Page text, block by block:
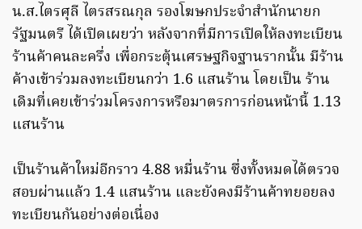
น.ส.ไตรศุลี ไตรสรณกุล รองโฆษกประจำสำนักนายก
รัฐมนตรี ได้เปิดเผยว่า หลังจากที่มีการเปิดให้ลงทะเบียน
ร้านค้าคนละครึ่ง เพื่อกระตุ้นเศรษฐกิจฐานรากนั้น มีร้าน
ค้างเข้าร่วมลงทะเบียนกว่า 1.6 แสนร้าน โดยเป็น ร้าน
เดิมที่เคยเข้าร่วมโครงการหรือมาตรการก่อนหน้านี้ 1.13
แสนร้าน
เป็นร้านค้าใหม่อีกราว 4.88 หมื่นร้าน ซึ่งทั้งหมดได้ตรวจ
สอบผ่านแล้ว 1.4 แสนร้าน และยังคงมีร้านค้าทยอยลง
ทะเบียนกันอย่างต่อเนื่อง